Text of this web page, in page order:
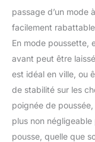
passage d’un mode
facilement
En mode poussette,
avant peut être
est idéal en ville, ou
de stabilité sur les
poignée de
plus non
pousse, quelle que